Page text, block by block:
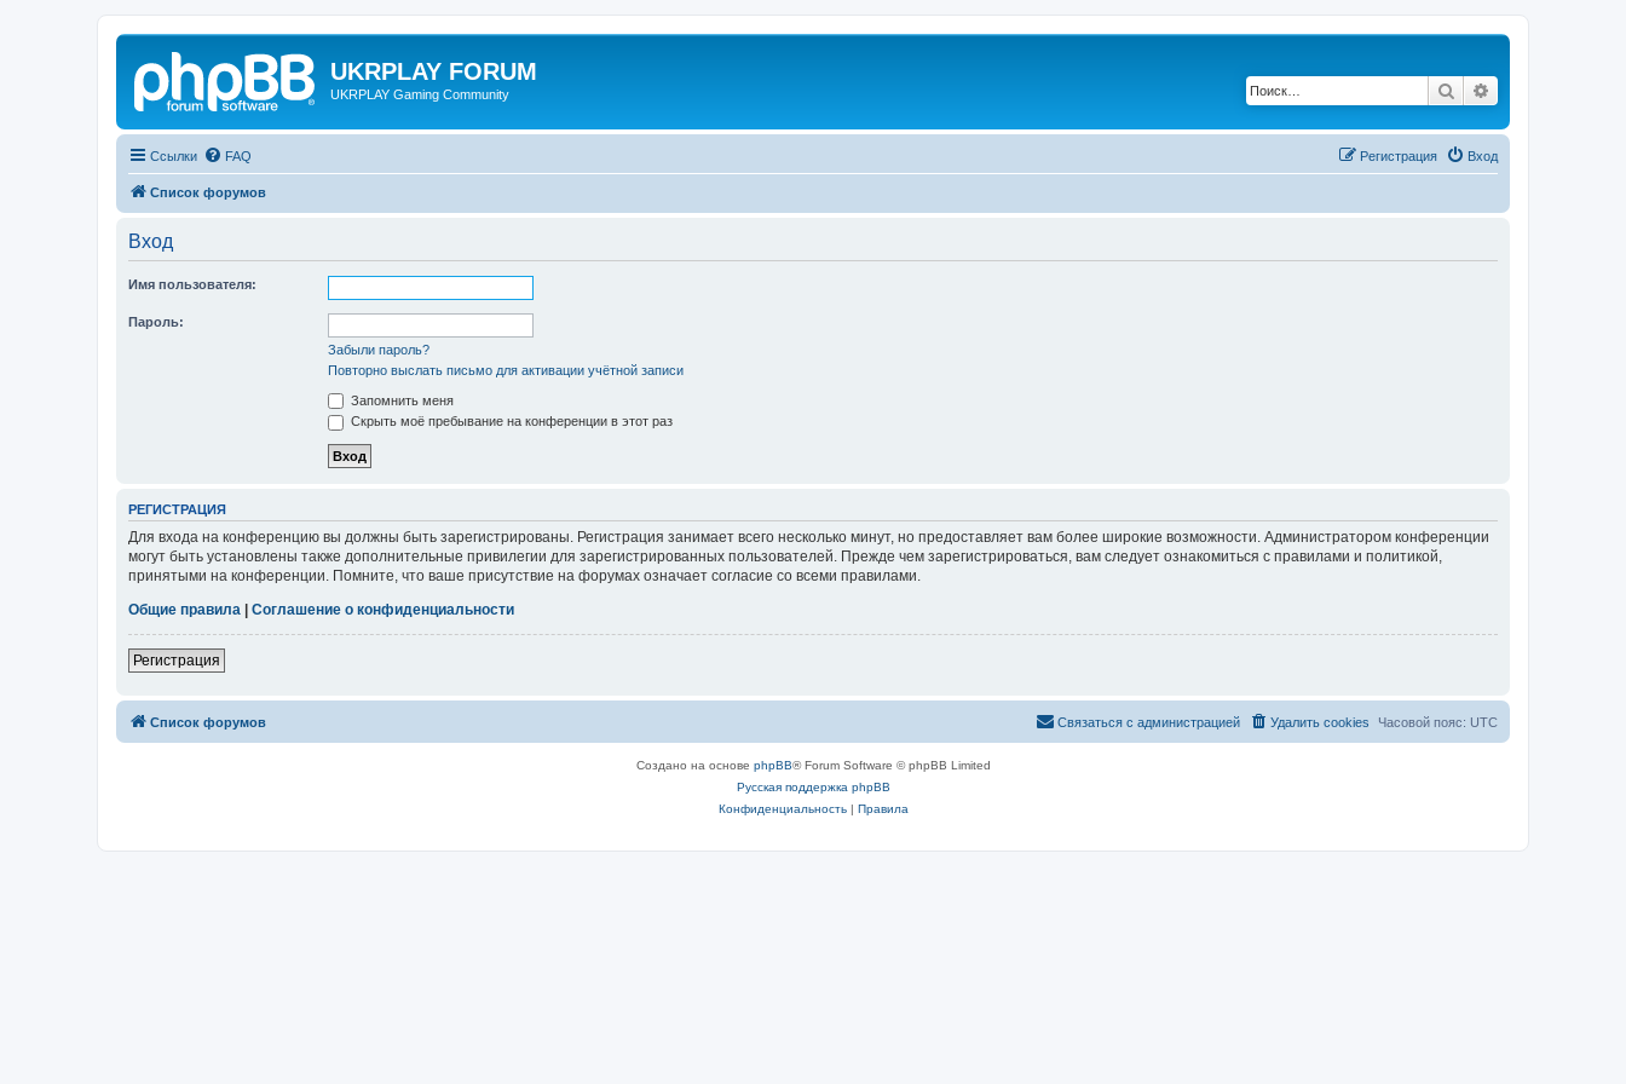
UKRPLAY FORUM
UKRPLAY Gaming Community Поиск
Ссылки FAQ Вход
Регистрация
Список форумов
Вход
Имя пользователя:
Пароль:
Забыли пароль?
Повторно выслать письмо для активации учётной записи
Запомнить меня
Скрыть моё пребывание на конференции в этот раз
РЕГИСТРАЦИЯ
Для входа на конференцию вы должны быть зарегистрированы. Регистрация занимает всего несколько минут, но предоставляет вам более широкие возможности. Администратором конференции
могут быть установлены также дополнительные привилегии для зарегистрированных пользователей. Прежде чем зарегистрироваться, вам следует ознакомиться с правилами и политикой,
принятыми на конференции. Помните, что ваше присутствие на форумах означает согласие со всеми правилами.
Общие правила
Соглашение о конфиденциальности
Регистрация
Список форумов Часовой пояс: UTC
Удалить cookies
Связаться с администрацией
Создано на основе phpBB® Forum Software © phpBB Limited
Русская поддержка phpBB
Конфиденциальность| Правила